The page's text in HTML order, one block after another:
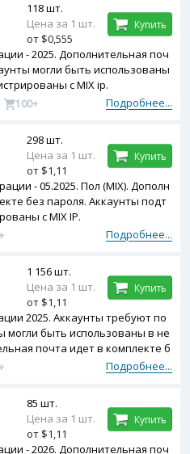
- 2025. Дополнительная поч
могли быть использованы
с MIX ip.
Подробнее...
100+
118 шт.
Цена за 1 шт.
от $0,555
Купить
- 05.2025. Пол (MIX). Дополн
без пароля. Аккаунты подт
с MIX IP.
Подробнее...
298 шт.
Цена за 1 шт.
от $1,11
Купить
2025. Аккаунты требуют по
могли быть использованы в не
почта идет в комплекте б
с MIX ip.
Подробнее...
1 156 шт.
Цена за 1 шт.
от $1,11
Купить
- 2026. Дополнительная поч
85 шт.
Цена за 1 шт.
от $1,11
Купить